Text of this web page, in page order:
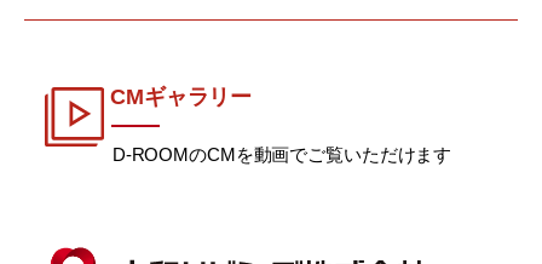
CMギャラリー
D-ROOMのCMを動画でご覧いただけます